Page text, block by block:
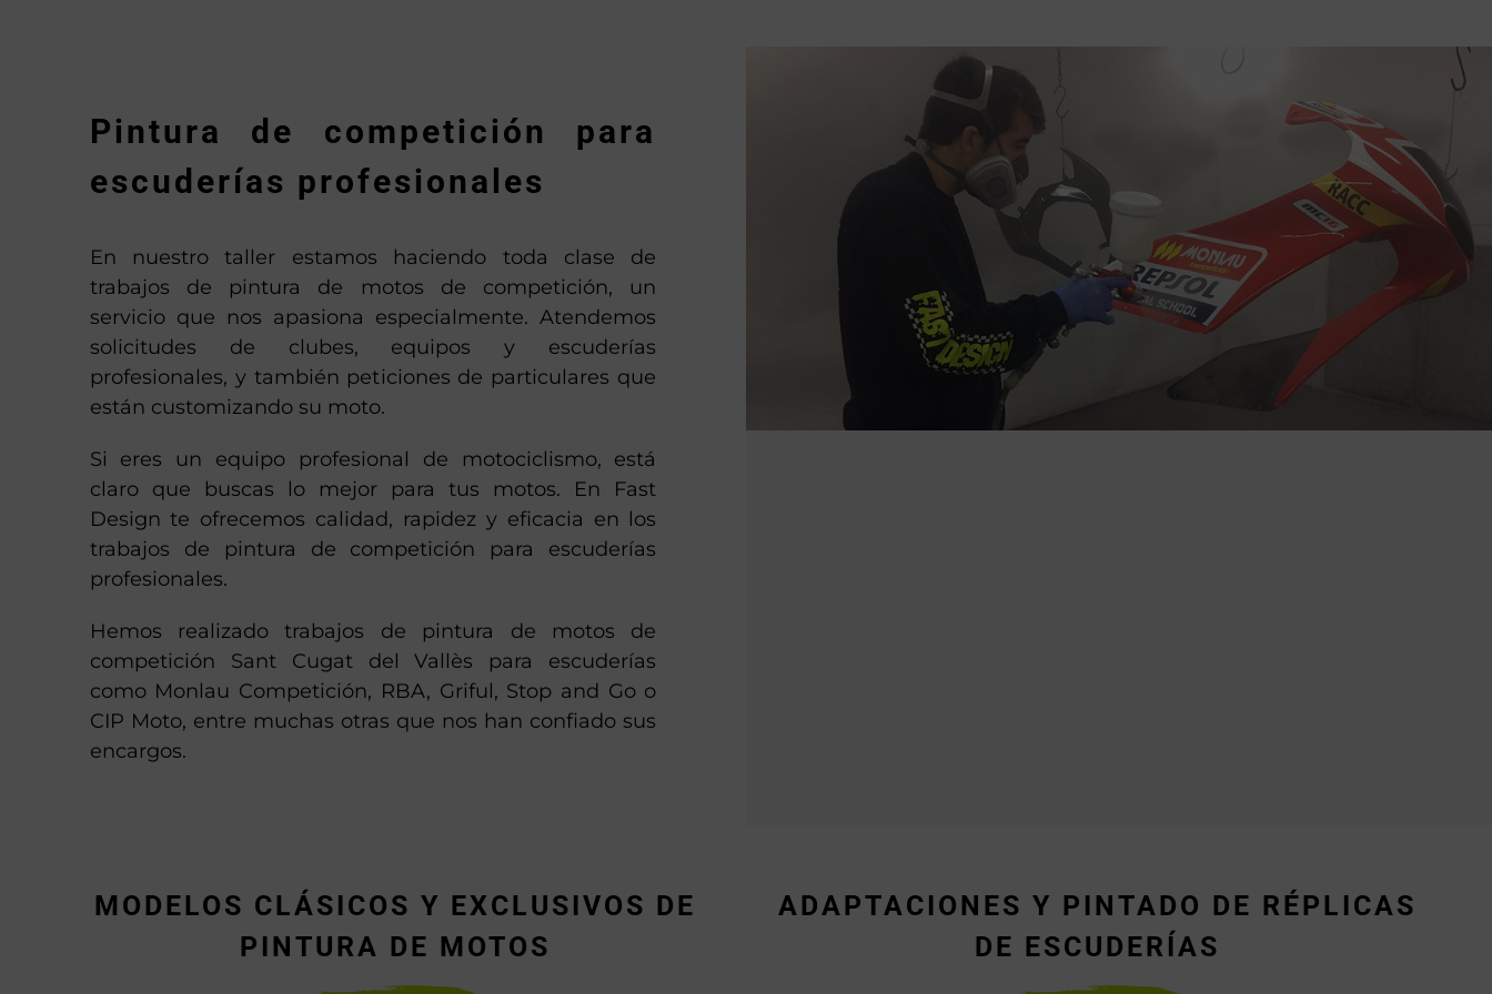
Pintura de competición para
escuderías profesionales
En nuestro taller estamos haciendo toda clase de
trabajos de pintura de motos de competición, un
servicio que nos apasiona especialmente. Atendemos
solicitudes de clubes, equipos y escuderías
profesionales, y también peticiones de particulares que
están customizando su moto.
Si eres un equipo profesional de motociclismo, está
claro que buscas lo mejor para tus motos. En Fast
Design te ofrecemos calidad, rapidez y eficacia en los
trabajos de pintura de competición para escuderías
profesionales.
Hemos realizado trabajos de pintura de motos de
competición Sant Cugat del Vallès para escuderías
como Monlau Competición, RBA, Griful, Stop and Go o
CIP Moto, entre muchas otras que nos han confiado sus
encargos.
MODELOS CLÁSICOS Y EXCLUSIVOS DE
PINTURA DE MOTOS
ADAPTACIONES Y PINTADO DE RÉPLICAS
DE ESCUDERÍAS